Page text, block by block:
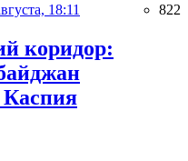
18:11 822
коридор:
Каспия